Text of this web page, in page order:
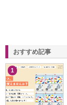
おすすめ記事
1